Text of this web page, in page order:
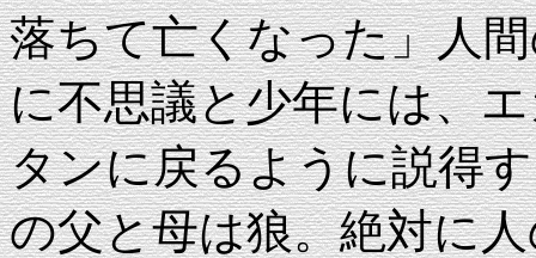
落ちて亡くなった」人
に不思議と少年には、
タンに戻るように説得
の父と母は狼。絶対に